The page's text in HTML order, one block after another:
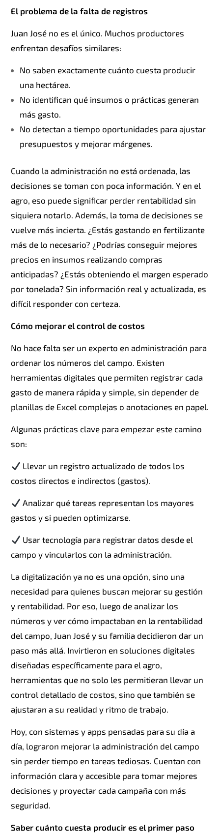
El problema de la falta de registros
Juan José no es el único. Muchos productores
enfrentan desafíos similares:
No saben exactamente cuánto cuesta producir
una hectárea.
No identifican qué insumos o prácticas generan
más gasto.
No detectan a tiempo oportunidades para ajustar
presupuestos y mejorar márgenes.
Cuando la administración no está ordenada, las
decisiones se toman con poca información. Y en el
agro, eso puede significar perder rentabilidad sin
siquiera notarlo. Además, la toma de decisiones se
vuelve más incierta. ¿Estás gastando en fertilizante
más de lo necesario? ¿Podrías conseguir mejores
precios en insumos realizando compras
anticipadas? ¿Estás obteniendo el margen esperado
por tonelada? Sin información real y actualizada, es
difícil responder con certeza.
Cómo mejorar el control de costos
No hace falta ser un experto en administración para
ordenar los números del campo. Existen
herramientas digitales que permiten registrar cada
gasto de manera rápida y simple, sin depender de
planillas de Excel complejas o anotaciones en papel.
Algunas prácticas clave para empezar este camino
son:
Llevar un registro actualizado de todos los
costos directos e indirectos (gastos).
Analizar qué tareas representan los mayores
gastos y si pueden optimizarse.
Usar tecnología para registrar datos desde el
campo y vincularlos con la administración.
La digitalización ya no es una opción, sino una
necesidad para quienes buscan mejorar su gestión
y rentabilidad. Por eso, luego de analizar los
números y ver cómo impactaban en la rentabilidad
del campo, Juan José y su familia decidieron dar un
paso más allá. Invirtieron en soluciones digitales
diseñadas específicamente para el agro,
herramientas que no solo les permitieran llevar un
control detallado de costos, sino que también se
ajustaran a su realidad y ritmo de trabajo.
Hoy, con sistemas y apps pensadas para su día a
día, lograron mejorar la administración del campo
sin perder tiempo en tareas tediosas. Cuentan con
información clara y accesible para tomar mejores
decisiones y proyectar cada campaña con más
seguridad.
Saber cuánto cuesta producir es el primer paso